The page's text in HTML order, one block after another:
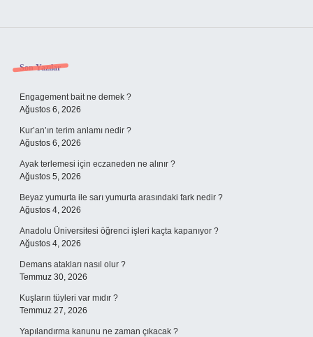
Sidebar
Son Yazılar
Engagement bait ne demek ?
Ağustos 6, 2026
Kur’an’ın terim anlamı nedir ?
Ağustos 6, 2026
Ayak terlemesi için eczaneden ne alınır ?
Ağustos 5, 2026
Beyaz yumurta ile sarı yumurta arasındaki fark nedir ?
Ağustos 4, 2026
Anadolu Üniversitesi öğrenci işleri kaçta kapanıyor ?
Ağustos 4, 2026
Demans atakları nasıl olur ?
Temmuz 30, 2026
Kuşların tüyleri var mıdır ?
Temmuz 27, 2026
Yapılandırma kanunu ne zaman çıkacak ?